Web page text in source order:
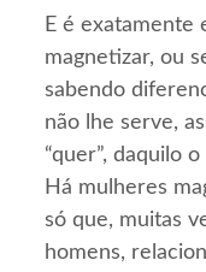
E é exatamente
magnetizar, ou
sabendo
não lhe serve,
“quer”, daquilo
Há mulheres
só que, muitas
homens,